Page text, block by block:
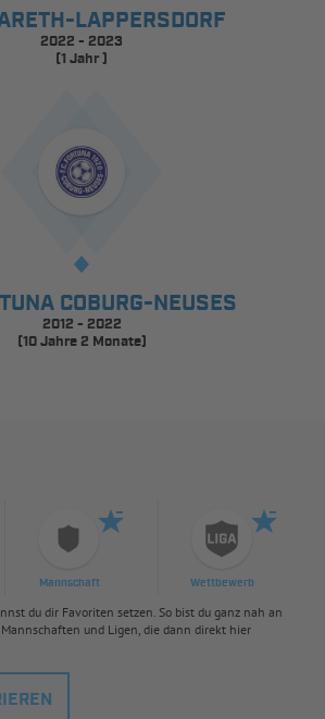
LAPPERSDORF
2022 - 2023
(1 Jahr )
COBURG-NEUSES
2012 - 2022
(10 Jahre 2 Monate)
Mannschaft Wettbewerb
du dir Favoriten setzen. So bist du ganz nah an
und Ligen, die dann direkt hier